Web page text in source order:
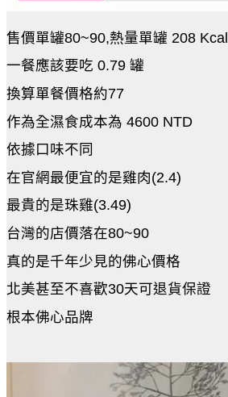
售價單罐80~90,熱量單罐 208 Kcal
一餐應該要吃 0.79 罐
換算單餐價格約77
作為全濕食成本為 4600 NTD
依據口味不同
在官網最便宜的是雞肉(2.4)
最貴的是珠雞(3.49)
台灣的店價落在80~90
真的是千年少見的佛心價格
北美甚至不喜歡30天可退貨保證
根本佛心品牌